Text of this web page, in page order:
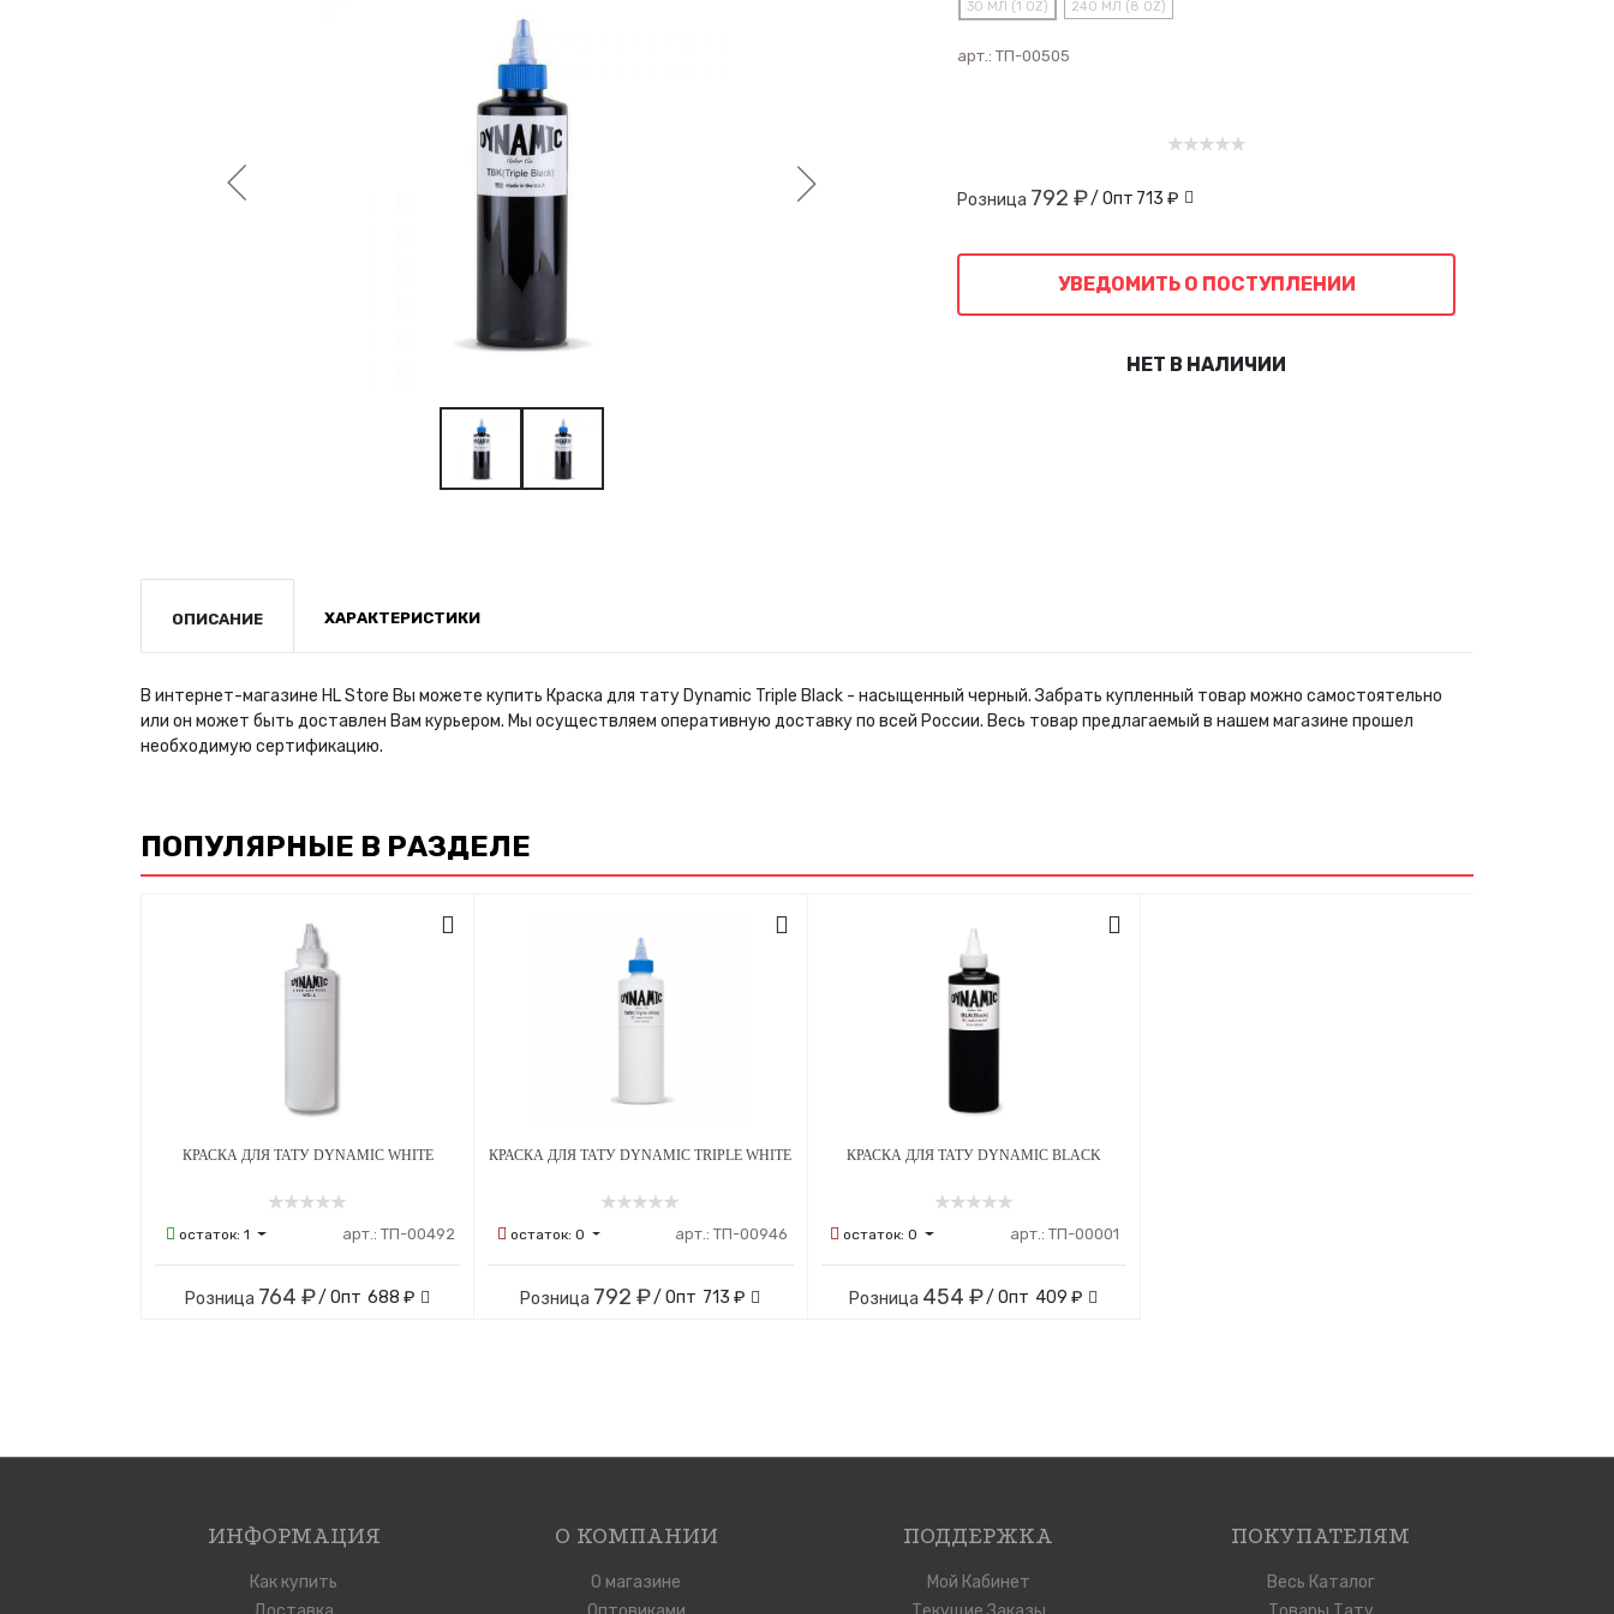
30 МЛ (1 OZ) 240 МЛ (8 OZ)
арт.: ТП-00505
Розница 792 ₽/ Опт 713 ₽
УВЕДОМИТЬ О ПОСТУПЛЕНИИ
НЕТ В НАЛИЧИИ
ОПИСАНИЕ ХАРАКТЕРИСТИКИ
В интернет-магазине HL Store Вы можете купить Краска для тату Dynamic Triple Black - насыщенный черный. Забрать купленный товар можно самостоятельно
или он может быть доставлен Вам курьером. Мы осуществляем оперативную доставку по всей России. Весь товар предлагаемый в нашем магазине прошел
необходимую сертификацию.
ПОПУЛЯРНЫЕ В РАЗДЕЛЕ
КРАСКА ДЛЯ ТАТУ DYNAMIC WHITE
остаток:1 арт.: ТП-00492
Розница 764 ₽/ Опт 688 ₽
КРАСКА ДЛЯ ТАТУ DYNAMIC TRIPLE WHITE
остаток:0 арт.: ТП-00946
Розница 792 ₽/ Опт 713 ₽
КРАСКА ДЛЯ ТАТУ DYNAMIC BLACK
остаток:0 арт.: ТП-00001
Розница 454 ₽/ Опт 409 ₽
ИНФОРМАЦИЯ
Как купить
О КОМПАНИИ
О магазине
ПОДДЕРЖКА
Мой Кабинет
ПОКУПАТЕЛЯМ
Весь Каталог